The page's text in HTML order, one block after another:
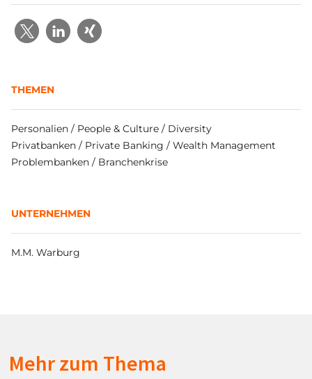
THEMEN
Personalien / People & Culture / Diversity
Privatbanken / Private Banking / Wealth Management
Problembanken / Branchenkrise
UNTERNEHMEN
M.M. Warburg
Mehr zum Thema